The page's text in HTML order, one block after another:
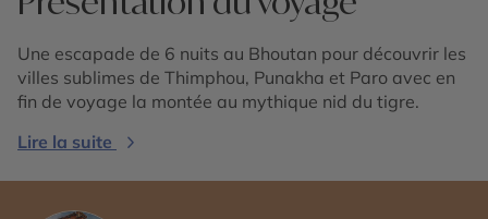
Une escapade de 6 nuits au Bhoutan pour découvrir les
villes sublimes de Thimphou, Punakha et Paro avec en
fin de voyage la montée au mythique nid du tigre.
Lire la suite